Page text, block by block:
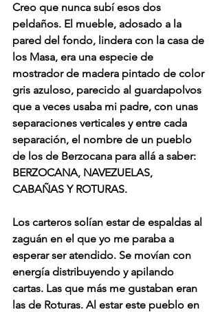
Creo que nunca subí esos dos
peldaños. El mueble, adosado a la
pared del fondo, lindera con la casa de
los Masa, era una especie de
mostrador de madera pintado de color
gris azuloso, parecido al guardapolvos
que a veces usaba mi padre, con unas
separaciones verticales y entre cada
separación, el nombre de un pueblo
de los de Berzocana para allá a saber:
BERZOCANA, NAVEZUELAS,
CABAÑAS Y ROTURAS.
Los carteros solían estar de espaldas al
zaguán en el que yo me paraba a
esperar ser atendido. Se movían con
energía distribuyendo y apilando
cartas. Las que más me gustaban eran
las de Roturas. Al estar este pueblo en